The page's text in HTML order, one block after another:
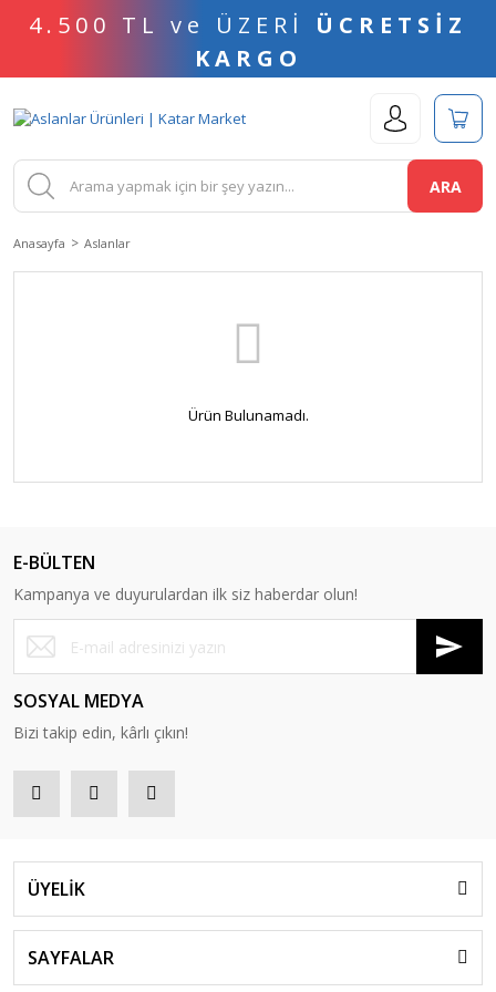
4.500 TL ve ÜZERİ ÜCRETSİZ
KARGO
ARA
Anasayfa Aslanlar
Ürün Bulunamadı.
E-BÜLTEN
Kampanya ve duyurulardan ilk siz haberdar olun!
SOSYAL MEDYA
Bizi takip edin, kârlı çıkın!
ÜYELİK
SAYFALAR